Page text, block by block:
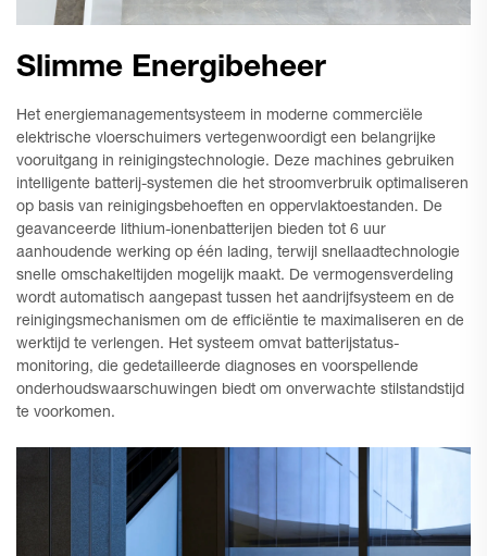
Slimme Energibeheer
Het energiemanagementsysteem in moderne commerciële
elektrische vloerschuimers vertegenwoordigt een belangrijke
vooruitgang in reinigingstechnologie. Deze machines gebruiken
intelligente batterij-systemen die het stroomverbruik optimaliseren
op basis van reinigingsbehoeften en oppervlaktoestanden. De
geavanceerde lithium-ionenbatterijen bieden tot 6 uur
aanhoudende werking op één lading, terwijl snellaadtechnologie
snelle omschakeltijden mogelijk maakt. De vermogensverdeling
wordt automatisch aangepast tussen het aandrijfsysteem en de
reinigingsmechanismen om de efficiëntie te maximaliseren en de
werktijd te verlengen. Het systeem omvat batterijstatus-
monitoring, die gedetailleerde diagnoses en voorspellende
onderhoudswaarschuwingen biedt om onverwachte stilstandstijd
te voorkomen.